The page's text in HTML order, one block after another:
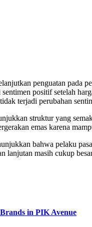
penguatan pada
positif setelah
terjadi perubahan
struktur yang
emas karena
bahwa pelaku
lanjutan masih cukup
in PIK Avenue